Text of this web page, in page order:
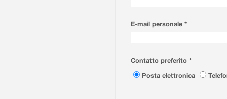
E-mail personale *
Contatto preferito *
Posta elettronica